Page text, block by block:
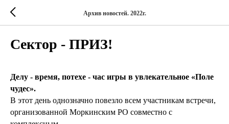
Архив новостей. 2022г.
Сектор - ПРИЗ!
Делу - время, потехе - час игры в увлекательное «Поле
чудес».
В этот день однозначно повезло всем участникам встречи,
организованной Моркинским РО совместно с